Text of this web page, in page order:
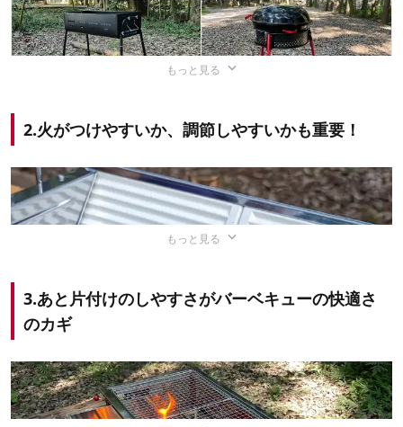
なく、少人数で使用する小さいものまで種類が豊富。自分
のスタイルや使用人数に合ったサイズの製品を選びましょ
大人数でのバーベキューにおすすめ
もっと見る
2.火がつけやすいか、調節しやすいかも重要！
もっと見る
3.あと片付けのしやすさがバーベキューの快適さ
のカギ